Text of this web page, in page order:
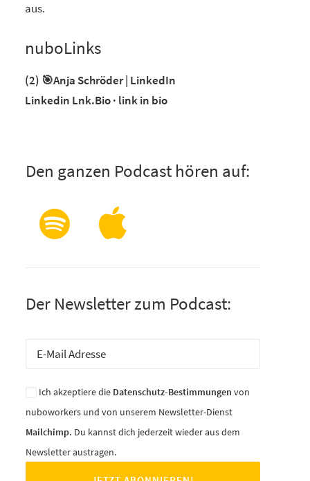
aus.
nuboLinks
(2) 🎯Anja Schröder | LinkedIn
Linkedin Lnk.Bio · link in bio
Den ganzen Podcast hören auf:
Der Newsletter zum Podcast:
Ich akzeptiere die Datenschutz-Bestimmungen von
nuboworkers und von unserem Newsletter-Dienst
Mailchimp. Du kannst dich jederzeit wieder aus dem
Newsletter austragen.